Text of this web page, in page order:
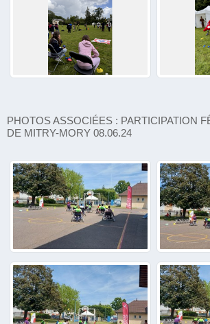
PHOTOS ASSOCIÉES : PARTICIPATION
DE MITRY-MORY 08.06.24